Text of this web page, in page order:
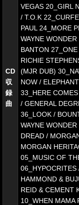
CD
収
録
曲
VEGAS 20_GIRL
/ T.O.K
PAUL 24_MORE
WAYNE
BANTON
RICHIE
(MJR DUB)
NOW /
33_HERE
/ GENERAL
36_LOOK /
WAYNE
DREAD /
MORGAN
05_MUSIC OF
06_HYPOCRITES
HAMMOND &
REID & CEMENT
10_WHEN MAMA